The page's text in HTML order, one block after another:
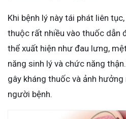
Khi bệnh lý này tái phát liên
thuộc rất nhiều vào thuốc dẫn
thể xuất hiện như đau lưng,
năng sinh lý và chức năng
gây kháng thuốc và ảnh
người bệnh.